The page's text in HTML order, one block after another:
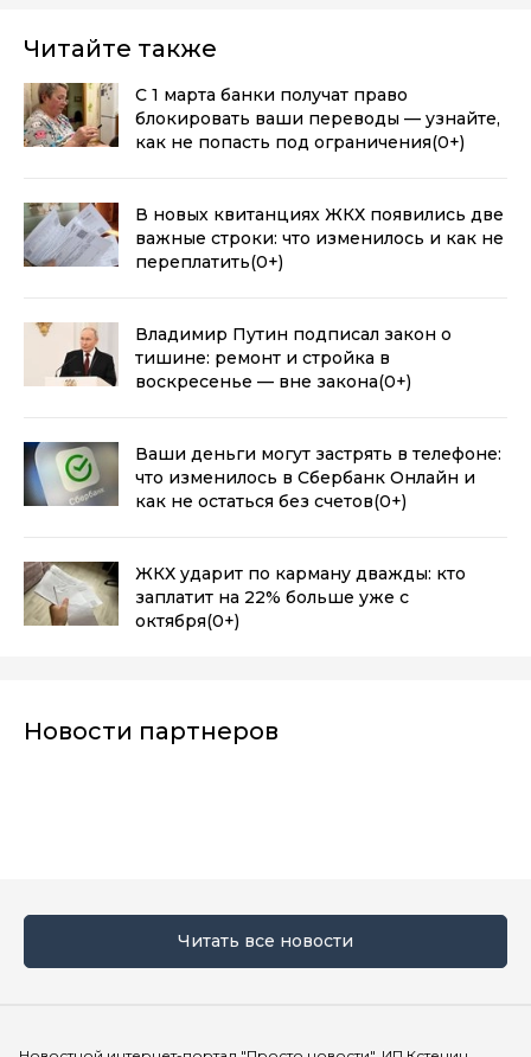
Читайте также
С 1 марта банки получат право
блокировать ваши переводы — узнайте,
как не попасть под ограничения(0+)
В новых квитанциях ЖКХ появились две
важные строки: что изменилось и как не
переплатить(0+)
Владимир Путин подписал закон о
тишине: ремонт и стройка в
воскресенье — вне закона(0+)
Ваши деньги могут застрять в телефоне:
что изменилось в Сбербанк Онлайн и
как не остаться без счетов(0+)
ЖКХ ударит по карману дважды: кто
заплатит на 22% больше уже с
октября(0+)
Новости партнеров
Читать все новости